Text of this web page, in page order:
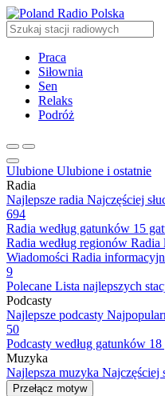
Radio Polska
Praca
Siłownia
Sen
Relaks
Podróż
Ulubione Ulubione i ostatnie
Radia
Najlepsze radia Najczęściej
694
Radia według gatunków 15
Radia według regionów Radia
Wiadomości Radia
9
Polecane Lista najlepszych
Podcasty
Najlepsze podcasty
50
Podcasty według gatunków 18
Muzyka
Najlepsza muzyka Najczęściej
Przełącz motyw